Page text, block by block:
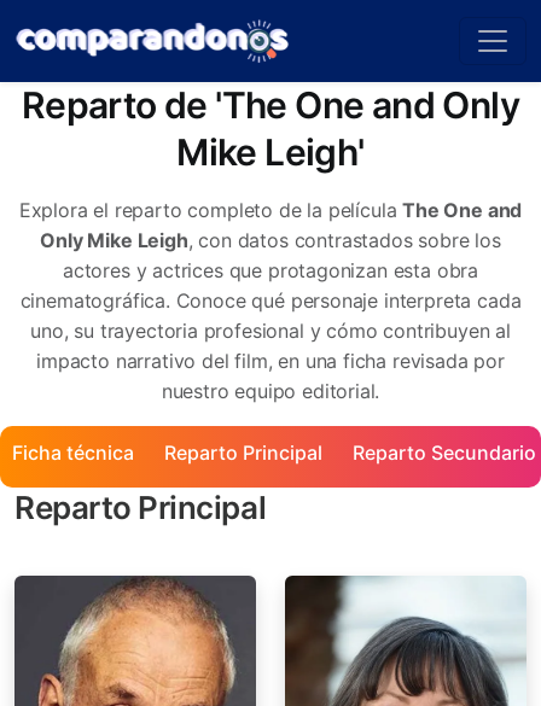
Reparto de 'The One and Only
Mike Leigh'
Explora el reparto completo de la películaThe One and
Only Mike Leigh, con datos contrastados sobre los
actores y actrices que protagonizan esta obra
cinematográfica. Conoce qué personaje interpreta cada
uno, su trayectoria profesional y cómo contribuyen al
impacto narrativo del film, en una ficha revisada por
nuestro equipo editorial.
Ficha técnica Reparto Principal Reparto Secundario
Reparto Principal